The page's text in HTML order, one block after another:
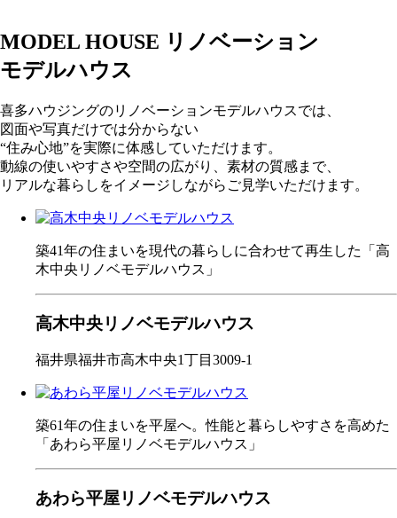
MODEL HOUSE リノベーション
モデルハウス
喜多ハウジングのリノベーションモデルハウスでは、
図面や写真だけでは分からない
“住み心地”を実際に体感していただけます。
動線の使いやすさや空間の広がり、素材の質感まで、
リアルな暮らしをイメージしながらご見学いただけます。
築41年の住まいを現代の暮らしに合わせて再生した「高
木中央リノベモデルハウス」
高木中央リノベモデルハウス
福井県福井市高木中央1丁目3009-1
築61年の住まいを平屋へ。性能と暮らしやすさを高めた
「あわら平屋リノベモデルハウス」
あわら平屋リノベモデルハウス